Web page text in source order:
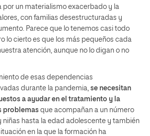
un materialismo exacerbado y la
con familias desestructuradas y
Parece que lo tenemos casi todo
lo cierto es que los más pequeños cada
atención, aunque no lo digan o no
de esas dependencias
durante la pandemia, se necesitan
a ayudar en el tratamiento y la
problemas que acompañan a un número
niñas hasta la edad adolescente y también
en la que la formación ha